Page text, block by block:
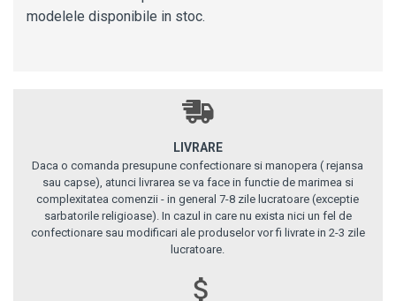
modelele disponibile in stoc.
LIVRARE
Daca o comanda presupune confectionare si manopera ( rejansa
sau capse), atunci livrarea se va face in functie de marimea si
complexitatea comenzii - in general 7-8 zile lucratoare (exceptie
sarbatorile religioase). In cazul in care nu exista nici un fel de
confectionare sau modificari ale produselor vor fi livrate in 2-3 zile
lucratoare.